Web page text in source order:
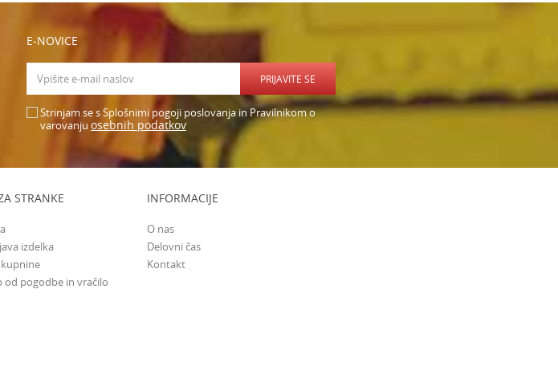
E-NOVICE
PRIJAVITE SE
Strinjam se s Splošnimi pogoji poslovanja in Pravilnikom o
varovanju osebnih podatkov
STRANKE
izdelka
od pogodbe in vračilo
INFORMACIJE
O nas
Delovni čas
Kontakt